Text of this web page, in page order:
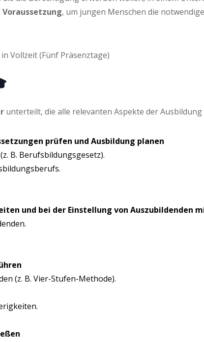
, um jun­gen Men­schen die
Voll­zeit (Fünf Präsenztage)
unter­teilt, die alle rele­van­ten Aspek­te der Aus­bil­dung
prü­fen und Aus­bil­dung planen
B. Berufsbildungsgesetz).
und bei der Ein­stel­lung von Aus­zu­bil­den­den
(z. B. Vier-Stufen-Methode).